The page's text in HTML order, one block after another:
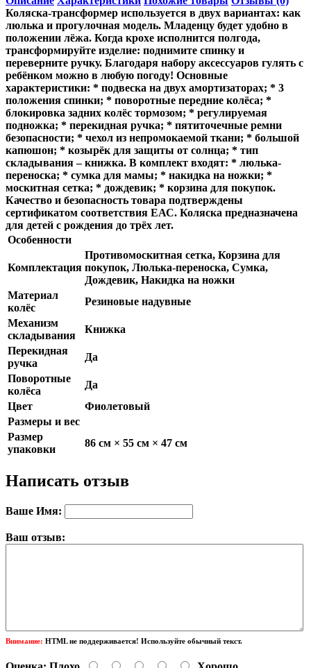
Коляска-трансформер используется в двух вариантах: как
люлька и прогулочная модель. Младенцу будет удобно в
положении лёжа. Когда крохе исполнится полгода,
трансформируйте изделие: поднимите спинку и
переверните ручку. Благодаря набору аксессуаров гулять с
ребёнком можно в любую погоду! Основные
характеристики: * подвеска на двух амортизаторах; * 3
положения спинки; * поворотные передние колёса; *
блокировка задних колёс тормозом; * регулируемая
подножка; * перекидная ручка; * пятиточечные ремни
безопасности; * чехол из непромокаемой ткани; * большой
капюшон; * козырёк для защиты от солнца; * тип
складывания – книжка. В комплект входят: * люлька-
переноска; * сумка для мамы; * накидка на ножки; *
москитная сетка; * дождевик; * корзина для покупок.
Качество и безопасность товара подтверждены
сертификатом соответствия ЕАС. Коляска предназначена
для детей с рождения до трёх лет.
Особенности
Комплектация
Противомоскитная сетка, Корзина для
покупок, Люлька-переноска, Сумка,
Дождевик, Накидка на ножки
Материал
колёс
Резиновые надувные
Механизм
складывания
Книжка
Перекидная
ручка
Да
Поворотные
колёса
Да
Цвет
Фиолетовый
Размеры и вес
Размер
упаковки
86 см × 55 см × 47 см
Написать отзыв
Ваше Имя:
Ваш отзыв:
Внимание: HTML не поддерживается! Используйте обычный текст.